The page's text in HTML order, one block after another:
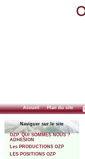
Accueil Plan du site
Naviguer sur le site
OZP. QUI SOMMES NOUS ?
ADHESION
Les PRODUCTIONS OZP
LES POSITIONS OZP